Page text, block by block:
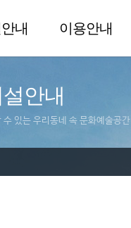
내 이용안내
안내
있는 우리동네 속 문화예술공간